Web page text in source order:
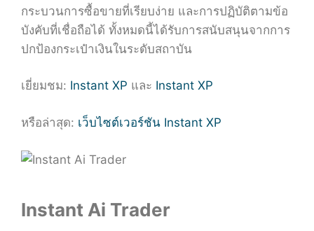
กระบวนการซื้อขายที่เรียบง่าย และการปฏิบัติตามข้อ
บังคับที่เชื่อถือได้ ทั้งหมดนี้ได้รับการสนับสนุนจากการ
ปกป้องกระเป๋าเงินในระดับสถาบัน
เยี่ยมชม: Instant XP และ Instant XP
หรือล่าสุด: เว็บไซต์เวอร์ชัน Instant XP
Instant Ai Trader